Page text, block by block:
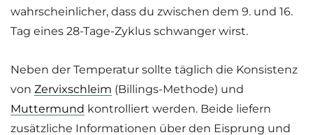
wahrscheinlicher, dass du zwischen dem 9. und 16.
Tag eines 28-Tage-Zyklus schwanger wirst.
Neben der Temperatur sollte täglich die Konsistenz
von Zervixschleim (Billings-Methode) und
Muttermund kontrolliert werden. Beide liefern
zusätzliche Informationen über den Eisprung und